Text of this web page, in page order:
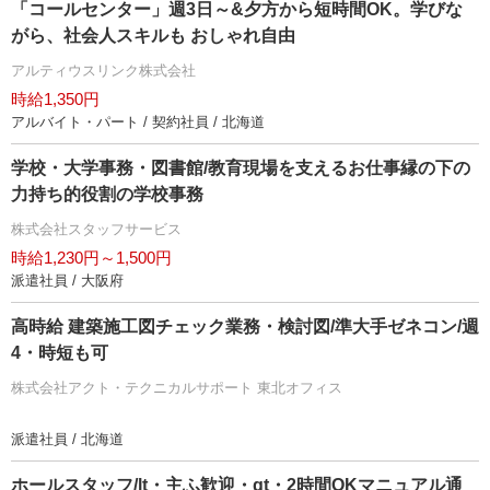
「コールセンター」週3日～&夕方から短時間OK。学びな
がら、社会人スキルも おしゃれ自由
アルティウスリンク株式会社
時給1,350円
アルバイト・パート / 契約社員 / 北海道
学校・大学事務・図書館/教育現場を支えるお仕事縁の下の
力持ち的役割の学校事務
株式会社スタッフサービス
時給1,230円～1,500円
派遣社員 / 大阪府
高時給 建築施工図チェック業務・検討図/準大手ゼネコン/週
4・時短も可
株式会社アクト・テクニカルサポート 東北オフィス
派遣社員 / 北海道
ホールスタッフ/lt・主ふ歓迎・gt・2時間OKマニュアル通